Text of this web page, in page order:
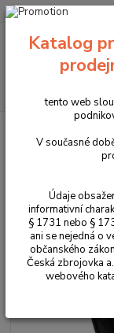
+420 225 375 800
Sada
9x19
Katalog
tento web
V současné
Údaje
informativní
§ 1731 nebo §
ani se nejedná o
občanského
Česká zbrojovka
webového